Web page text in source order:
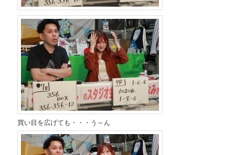
買い目を広げても・・・う～ん